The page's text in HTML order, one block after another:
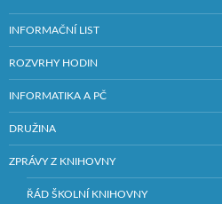
INFORMAČNÍ LIST
ROZVRHY HODIN
INFORMATIKA A PČ
DRUŽINA
ZPRÁVY Z KNIHOVNY
ŘÁD ŠKOLNÍ KNIHOVNY